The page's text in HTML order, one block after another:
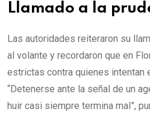
Llamado a la
Las autoridades reiteraron su
al volante y recordaron que en
estrictas contra quienes intentan
“Detenerse ante la señal de un
huir casi siempre termina mal”,